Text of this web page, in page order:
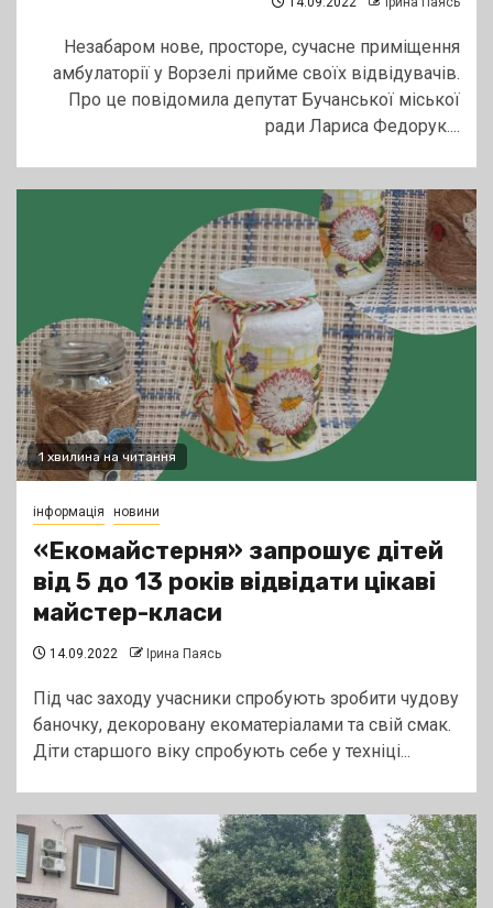
Незабаром нове, просторе, сучасне приміщення
амбулаторії у Ворзелі прийме своїх відвідувачів.
Про це повідомила депутат Бучанської міської
ради Лариса Федорук....
1 хвилина на читання
інформація новини
«Екомайстерня» запрошує дітей
від 5 до 13 років відвідати цікаві
майстер-класи
14.09.2022 Ірина Паясь
Під час заходу учасники спробують зробити чудову
баночку, декоровану екоматеріалами та свій смак.
Діти старшого віку спробують себе у техніці...